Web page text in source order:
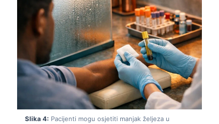
Slika 4: Pacijenti mogu osjetiti manjak željeza u